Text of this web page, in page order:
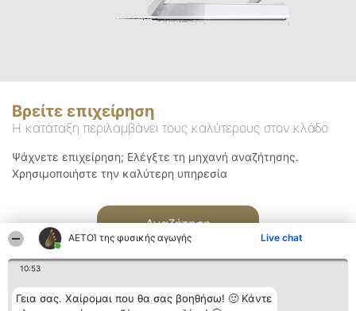
ΑΕΤΟΊ της φυσικής αγωγής Live chat
10:53
Γεια σας. Χαίρομαι που θα σας βοηθήσω! 🙂 Κάντε
Βρείτε επιχείρηση
Η κατάταξη περιλαμβάνει τους καλύτερους στον κλάδο
Ψάχνετε επιχείρηση; Ελέγξτε τη μηχανή αναζήτησης.
Χρησιμοποιήστε την καλύτερη υπηρεσία
Αναζήτηση